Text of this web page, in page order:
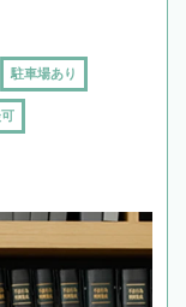
駐車場あり